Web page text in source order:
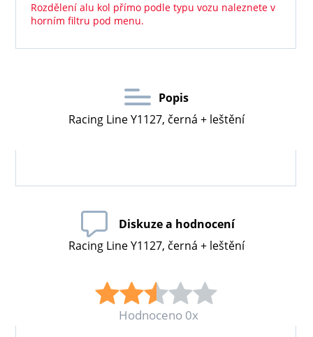
Rozdělení alu kol přímo podle typu vozu naleznete v
horním filtru pod menu.
Popis
Racing Line Y1127, černá + leštění
Diskuze a hodnocení
Racing Line Y1127, černá + leštění
Hodnoceno 0x